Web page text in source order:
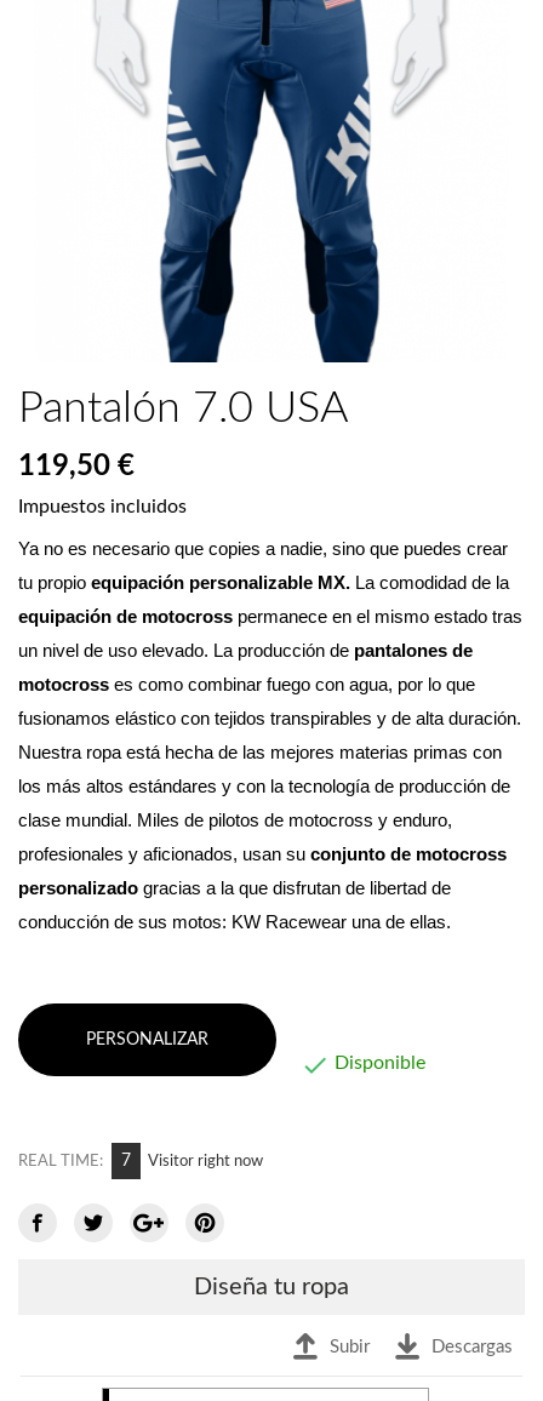
Pantalón 7.0 USA
119,50 €
Impuestos incluidos
Ya no es necesario que copies a nadie, sino que puedes crear
tu propio equipación personalizable MX.
La comodidad de la
equipación de motocross permanece en el mismo estado tras
un nivel de uso elevado. La producción de pantalones de
motocross es como combinar fuego con agua, por lo que
fusionamos elástico con tejidos transpirables y de alta duración.
Nuestra ropa está hecha de las mejores materias primas con
los más altos estándares y con la tecnología de producción de
clase mundial. Miles de pilotos de motocross y enduro,
profesionales y aficionados, usan su conjunto de motocross
personalizado gracias a la que disfrutan de libertad de
conducción de sus motos: KW Racewear una de ellas.
PERSONALIZAR
 Disponible
REAL TIME: 7 Visitor right now
Diseña tu ropa
Subir Descargas